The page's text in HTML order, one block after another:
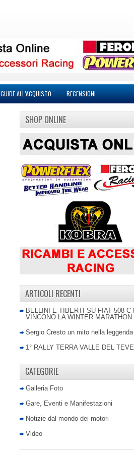
GUIDE ALL’ACQUISTO RECENSIONI
SHOP ONLINE
ARTICOLI RECENTI
BELLINI E TIBERTI SU FIAT 508 C
VINCONO LA WINTER MARATHON
Sergio Cresto un mito nella leggenda
1° RALLY TERRA VALLE DEL
CATEGORIE
Galleria Foto
Gare, Eventi e Manifestazioni
Notizie dal mondo dei motori
Video